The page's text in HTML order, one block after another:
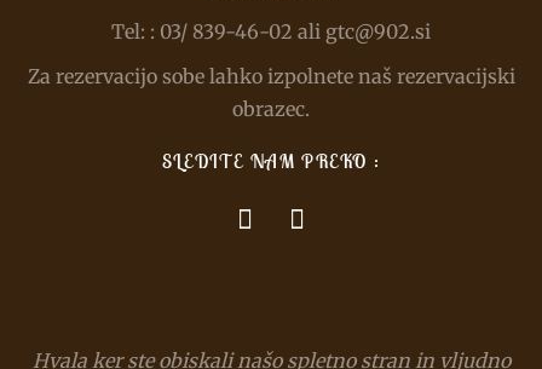
Tel: : 03/ 839-46-02 ali gtc@902.si
Za rezervacijo sobe lahko izpolnete naš rezervacijski
obrazec.
SLEDITE NAM PREKO :
Hvala ker ste obiskali našo spletno stran in vljudno